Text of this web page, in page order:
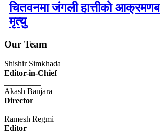
चितवनमा जंगली हात्तीको
मृत्यु
Our Team
Shishir Simkhada
Editor-in-Chief
Akash Banjara
Director
Ramesh Regmi
Editor